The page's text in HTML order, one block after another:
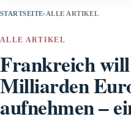
STARTSEITE› ALLE ARTIKEL
ALLE ARTIKEL
Frankreich will
Milliarden
aufnehmen –